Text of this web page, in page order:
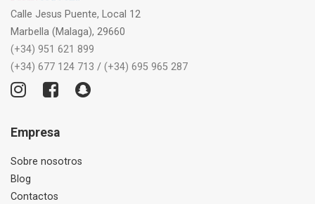
Calle Jesus Puente, Local 12
Marbella (Malaga), 29660
(+34) 951 621 899
(+34) 677 124 713 / (+34) 695 965 287
Empresa
Sobre nosotros
Blog
Contactos